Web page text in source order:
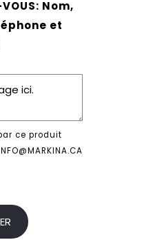
VOUS: Nom,
et
ce produit